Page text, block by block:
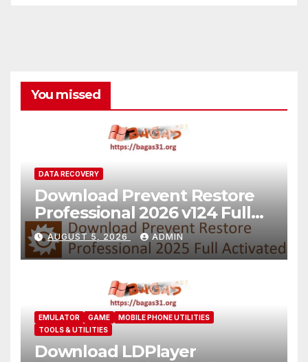
You missed
DATA RECOVERY
Download Prevent Restore
Professional 2026 v124 Full
Version
AUGUST 5, 2026 ADMIN
EMULATOR GAME
MOBILE PHONE UTILITIES
TOOLS & UTILITIES
Download LDPlayer